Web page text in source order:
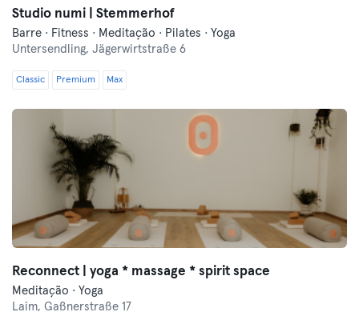
Studio numi | Stemmerhof
Barre · Fitness · Meditação · Pilates · Yoga
Untersendling, Jägerwirtstraße 6
Classic Premium Max
Reconnect | yoga * massage * spirit space
Meditação · Yoga
Laim, Gaßnerstraße 17